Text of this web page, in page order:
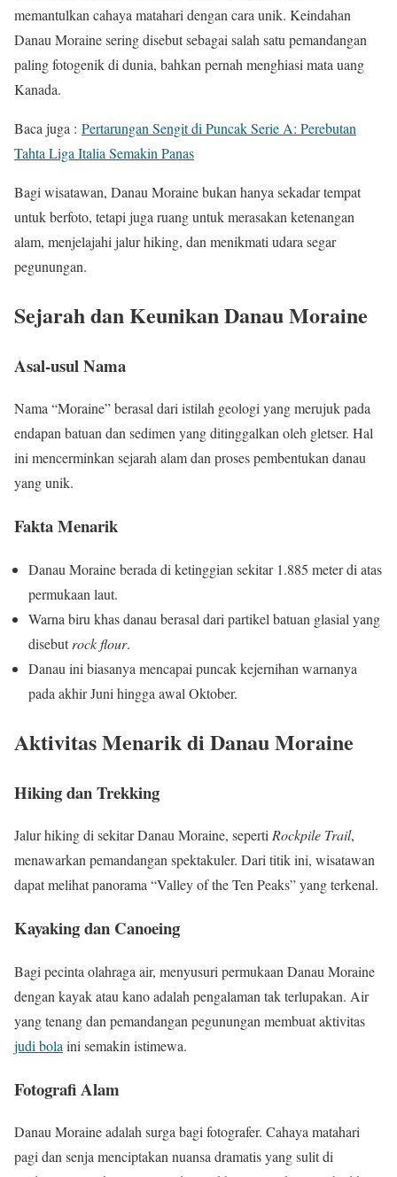
memantulkan cahaya matahari dengan cara unik. Keindahan
Danau Moraine sering disebut sebagai salah satu pemandangan
paling fotogenik di dunia, bahkan pernah menghiasi mata uang
Kanada.
Baca juga : Pertarungan Sengit di Puncak Serie A: Perebutan
Tahta Liga Italia Semakin Panas
Bagi wisatawan, Danau Moraine bukan hanya sekadar tempat
untuk berfoto, tetapi juga ruang untuk merasakan ketenangan
alam, menjelajahi jalur hiking, dan menikmati udara segar
pegunungan.
Sejarah dan Keunikan Danau Moraine
Asal-usul Nama
Nama “Moraine” berasal dari istilah geologi yang merujuk pada
endapan batuan dan sedimen yang ditinggalkan oleh gletser. Hal
ini mencerminkan sejarah alam dan proses pembentukan danau
yang unik.
Fakta Menarik
Danau Moraine berada di ketinggian sekitar 1.885 meter di atas
permukaan laut.
Warna biru khas danau berasal dari partikel batuan glasial yang
disebutrock flour.
Danau ini biasanya mencapai puncak kejernihan warnanya
pada akhir Juni hingga awal Oktober.
Aktivitas Menarik di Danau Moraine
Hiking dan Trekking
Jalur hiking di sekitar Danau Moraine, sepertiRockpile Trail,
menawarkan pemandangan spektakuler. Dari titik ini, wisatawan
dapat melihat panorama “Valley of the Ten Peaks” yang terkenal.
Kayaking dan Canoeing
Bagi pecinta olahraga air, menyusuri permukaan Danau Moraine
dengan kayak atau kano adalah pengalaman tak terlupakan. Air
yang tenang dan pemandangan pegunungan membuat aktivitas
judi bola ini semakin istimewa.
Fotografi Alam
Danau Moraine adalah surga bagi fotografer. Cahaya matahari
pagi dan senja menciptakan nuansa dramatis yang sulit di